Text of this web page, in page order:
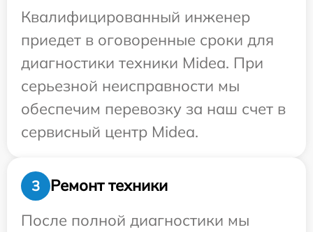
Квалифицированный инженер
приедет в оговоренные сроки для
диагностики техники Midea. При
серьезной неисправности мы
обеспечим перевозку за наш счет в
сервисный центр Midea.
3
Ремонт техники
После полной диагностики мы